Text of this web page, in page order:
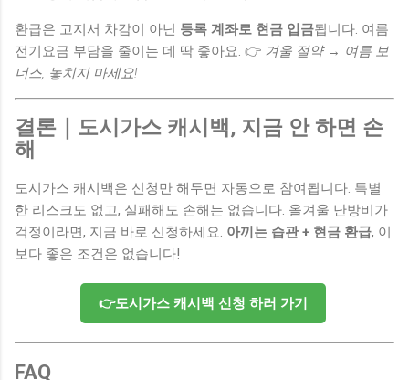
환급은 고지서 차감이 아닌 등록 계좌로 현금 입금됩니다. 여름
전기요금 부담을 줄이는 데 딱 좋아요. 👉 겨울 절약 → 여름 보
너스, 놓치지 마세요!
결론｜도시가스 캐시백, 지금 안 하면 손
해
도시가스 캐시백은 신청만 해두면 자동으로 참여됩니다. 특별
한 리스크도 없고, 실패해도 손해는 없습니다. 올겨울 난방비가
걱정이라면, 지금 바로 신청하세요. 아끼는 습관 + 현금 환급, 이
보다 좋은 조건은 없습니다!
👉도시가스 캐시백 신청 하러 가기
FAQ